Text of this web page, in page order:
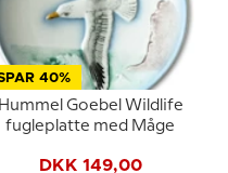
40%
Hummel Goebel Wildlife
fugleplatte med Måge
DKK 149,00